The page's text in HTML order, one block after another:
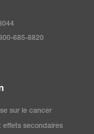
685-8820
sur le cancer
effets secondaires